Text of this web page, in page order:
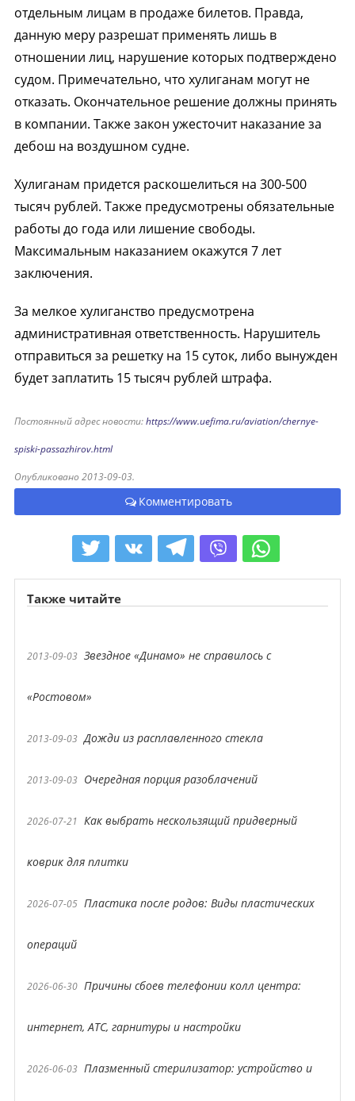
отдельным лицам в продаже билетов. Правда,
данную меру разрешат применять лишь в
отношении лиц, нарушение которых подтверждено
судом. Примечательно, что хулиганам могут не
отказать. Окончательное решение должны принять
в компании. Также закон ужесточит наказание за
дебош на воздушном судне.
Хулиганам придется раскошелиться на 300-500
тысяч рублей. Также предусмотрены обязательные
работы до года или лишение свободы.
Максимальным наказанием окажутся 7 лет
заключения.
За мелкое хулиганство предусмотрена
административная ответственность. Нарушитель
отправиться за решетку на 15 суток, либо вынужден
будет заплатить 15 тысяч рублей штрафа.
Постоянный адрес новости:https://www.uefima.ru/aviation/chernye-
spiski-passazhirov.html
Опубликовано 2013-09-03.
Комментировать
Также читайте
2013-09-03 Звездное «Динамо» не справилось с
«Ростовом»
2013-09-03 Дожди из расплавленного стекла
2013-09-03 Очередная порция разоблачений
2026-07-21 Как выбрать нескользящий придверный
коврик для плитки
2026-07-05 Пластика после родов: Виды пластических
операций
2026-06-30 Причины сбоев телефонии колл центра:
интернет, АТС, гарнитуры и настройки
2026-06-03 Плазменный стерилизатор: устройство и